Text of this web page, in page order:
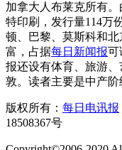
加拿大人布莱克所有
特印刷，发行量114万
顿、巴黎、莫斯科和
富，占据每日新闻报可
报还设有体育、旅游
敦。读者主要是中产阶
版权所有： 每日电讯报
18508367号